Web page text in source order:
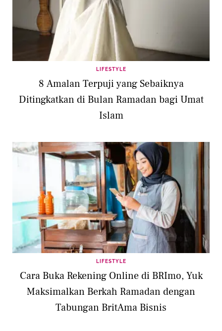
LIFESTYLE
8 Amalan Terpuji yang Sebaiknya
Ditingkatkan di Bulan Ramadan bagi Umat
Islam
LIFESTYLE
Cara Buka Rekening Online di BRImo, Yuk
Maksimalkan Berkah Ramadan dengan
Tabungan BritAma Bisnis